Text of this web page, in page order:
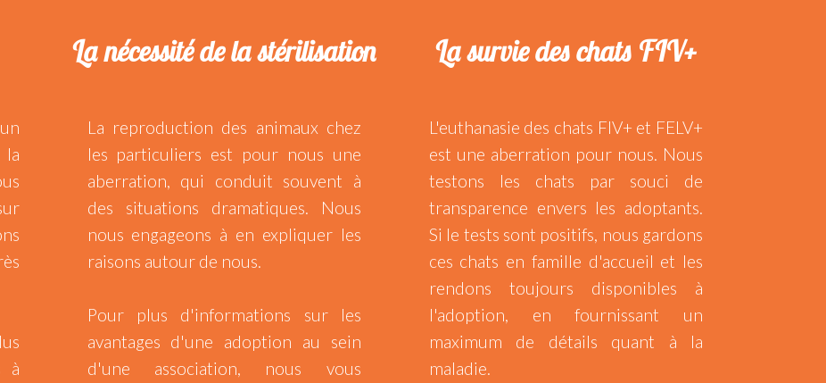
la
à
La nécessité de la stérilisation
La reproduction des animaux chez
les particuliers est pour nous une
aberration, qui conduit souvent à
des situations dramatiques. Nous
nous engageons à en expliquer les
raisons autour de nous.
Pour plus d'informations sur les
avantages d'une adoption au sein
d'une association, nous vous
La survie des chats FIV+
L'euthanasie des chats FIV+ et FELV+
est une aberration pour nous. Nous
testons les chats par souci de
transparence envers les adoptants.
Si le tests sont positifs, nous gardons
ces chats en famille d'accueil et les
rendons toujours disponibles à
l'adoption, en fournissant un
maximum de détails quant à la
maladie.